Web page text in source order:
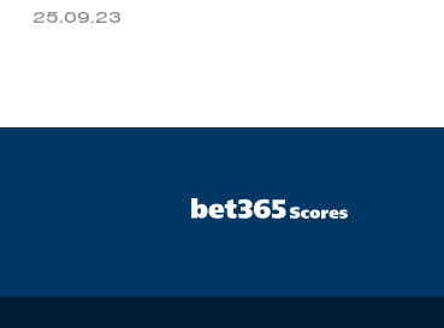
25.09.23